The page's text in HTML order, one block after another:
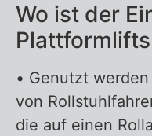
Wo ist der
• Genutzt
von
die auf einen